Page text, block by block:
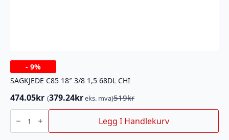
- 9%
SAGKJEDE C85 18″ 3/8 1,5 68DL CHI
519kr
Opprinnelig
pris
var:
519kr.
474.05kr
Nåværende
pris
er:
474.05kr.
(379.24kreks. mva)
SAGKJEDE
18"
3/8
Legg I Handlekurv